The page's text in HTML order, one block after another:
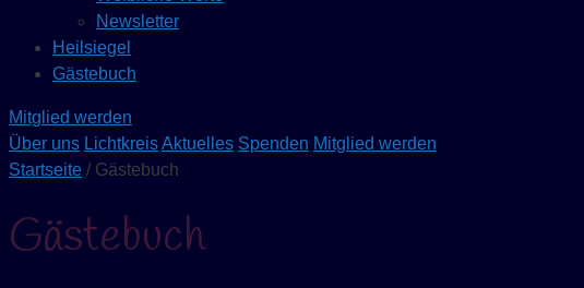
Newsletter
Heilsiegel
Gästebuch
Mitglied werden
Über uns LichtkreisAktuelles Spenden Mitglied werden
Startseite / Gästebuch
Gästebuch